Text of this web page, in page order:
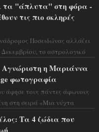
τα "άπλυτα" στη φόρα -
τις πιο σκληρές
Ποσειδώνας αλλάζει
το αστρολογικό
Αγνώριστη η Μαριάννα
φωτογραφία
άφησε τους πάντες άφωνους
στη σειρά «Μια νύχτα
Τα 4 ζώδια που